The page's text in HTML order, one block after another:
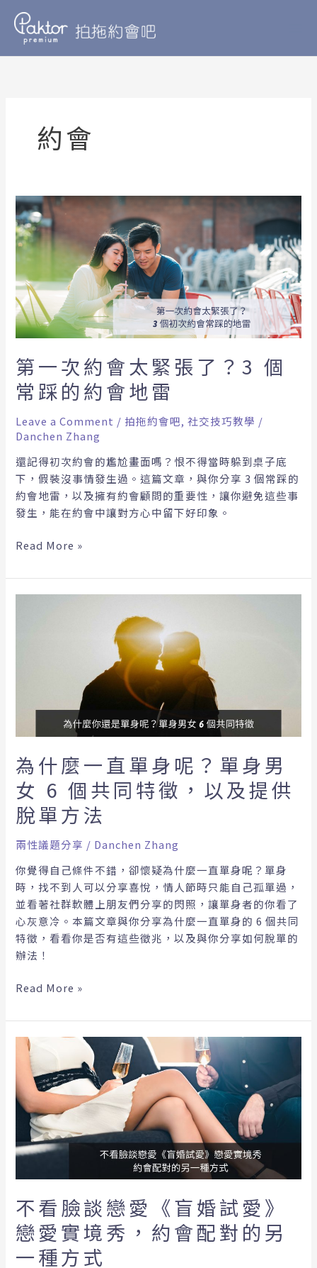
content
約會
第一次約會太緊張了？3 個
常踩的約會地雷
Leave a Comment / 拍拖約會吧,社交技巧教學 /
Danchen Zhang
還記得初次約會的尷尬畫面嗎？恨不得當時躲到桌子底
下，假裝沒事情發生過。這篇文章，與你分享 3 個常踩的
約會地雷，以及擁有約會顧問的重要性，讓你避免這些事
發生，能在約會中讓對方心中留下好印象。
第
一
次
約
會
太
緊
張
了？
3
個
常
的
約
會
地
雷
Read More »
為什麼一直單身呢？單身男
女 6 個共同特徵，以及提供
脫單方法
兩性議題分享 / Danchen Zhang
你覺得自己條件不錯，卻懷疑為什麼一直單身呢？單身
時，找不到人可以分享喜悅，情人節時只能自己孤單過，
並看著社群軟體上朋友們分享的閃照，讓單身者的你看了
心灰意冷。本篇文章與你分享為什麼一直單身的 6 個共同
特徵，看看你是否有這些徵兆，以及與你分享如何脫單的
辦法！
單
身
男
女
6
個
共
特
徵，
以
及
提
供
單
Read More »
不看臉談戀愛《盲婚試愛》
戀愛實境秀，約會配對的另
一種方式
不
臉
談
戀
《盲
試
愛》
戀
愛